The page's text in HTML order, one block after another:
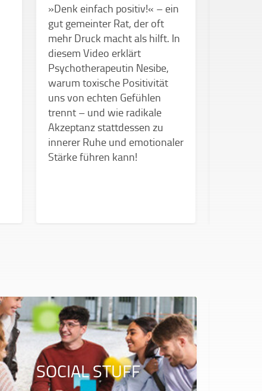
»Denk einfach positiv!« – ein
gut gemeinter Rat, der oft
mehr Druck macht als hilft. In
diesem Video erklärt
Psychotherapeutin Nesibe,
warum toxische Positivität
uns von echten Gefühlen
trennt – und wie radikale
Akzeptanz stattdessen zu
innerer Ruhe und emotionaler
Stärke führen kann!
SOCIAL STUFF